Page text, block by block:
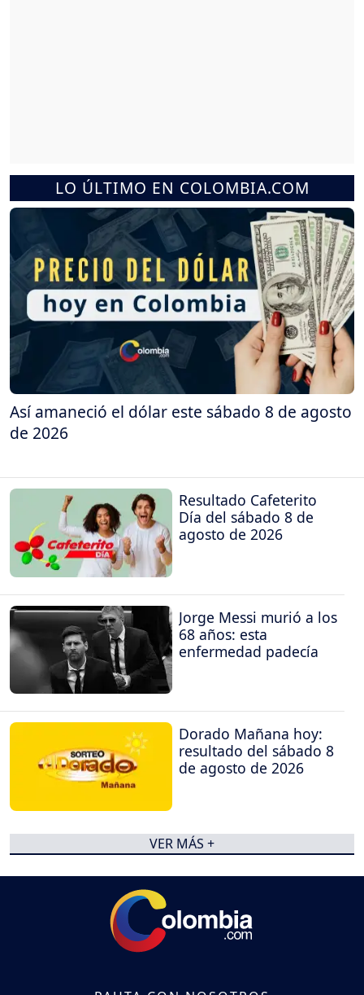
LO ÚLTIMO EN COLOMBIA.COM
Así amaneció el dólar este sábado 8 de agosto
de 2026
Resultado Cafeterito
Día del sábado 8 de
agosto de 2026
Jorge Messi murió a los
68 años: esta
enfermedad padecía
Dorado Mañana hoy:
resultado del sábado 8
de agosto de 2026
VER MÁS +